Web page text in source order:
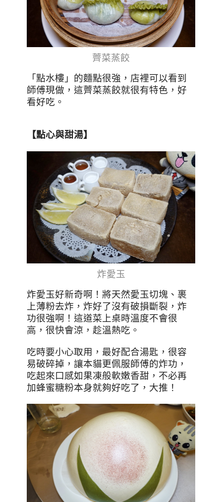
薺菜蒸餃
「點水樓」的麵點很強，店裡可以看到
師傅現做，這薺菜蒸餃就很有特色，好
看好吃。
【點心與甜湯】
炸愛玉
炸愛玉好新奇啊！將天然愛玉切塊、裹
上薄粉去炸，炸好了沒有破損斷裂，炸
功很強啊！這道菜上桌時溫度不會很
高，很快會涼，趁溫熱吃。
吃時要小心取用，最好配合湯匙，很容
易破碎掉，讓本貓更佩服師傅的炸功，
吃起來口感如果凍般軟嫩香甜，不必再
加蜂蜜糖粉本身就夠好吃了，大推！